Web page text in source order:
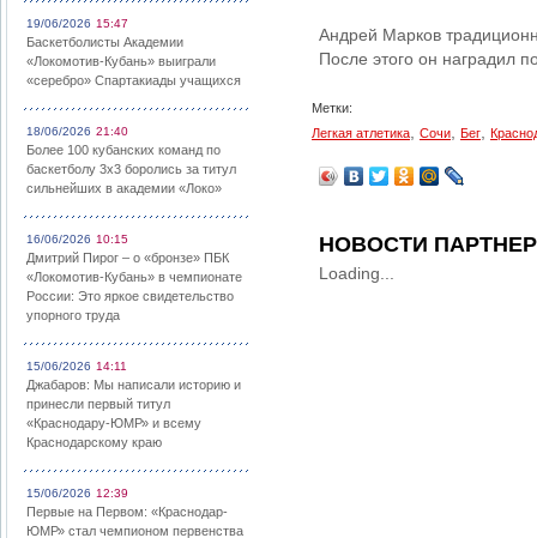
19/06/2026 15:47
Баскетболисты Академии
«Локомотив-Кубань» выиграли
«серебро» Спартакиады учащихся
18/06/2026 21:40
Более 100 кубанских команд по
баскетболу 3х3 боролись за титул
сильнейших в академии «Локо»
16/06/2026 10:15
Дмитрий Пирог – о «бронзе» ПБК
«Локомотив-Кубань» в чемпионате
России: Это яркое свидетельство
упорного труда
15/06/2026 14:11
Джабаров: Мы написали историю и
принесли первый титул
«Краснодару-ЮМР» и всему
Краснодарскому краю
15/06/2026 12:39
Первые на Первом: «Краснодар-
ЮМР» стал чемпионом первенства
Андрей Марков
После этого он наградил
Метки:
Легкая атлетика
Сочи Бег
НОВОСТИ
Loading...